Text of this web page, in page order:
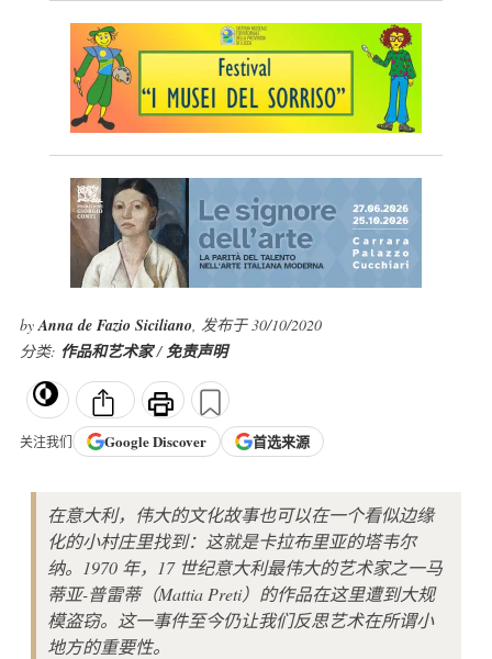
byAnna de Fazio Siciliano, 发布于 30/10/2020
分类: 作品和艺术家/免责声明
关注我们 GoogleDiscover 首选来源
在意大利，伟大的文化故事也可以在一个看似边缘
化的小村庄里找到：这就是卡拉布里亚的塔韦尔
纳。1970 年，17 世纪意大利最伟大的艺术家之一马
蒂亚-普雷蒂（Mattia Preti）的作品在这里遭到大规
模盗窃。这一事件至今仍让我们反思艺术在所谓小
地方的重要性。